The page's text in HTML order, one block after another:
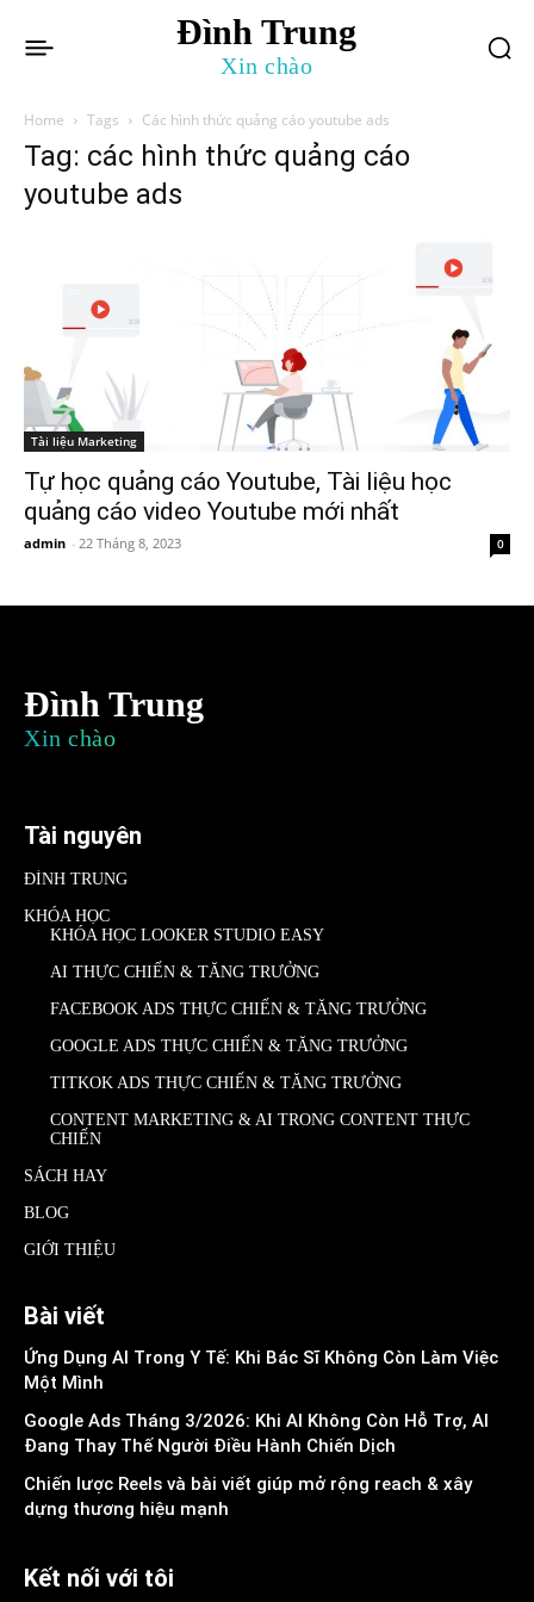
Đình Trung
Xin chào
Home Tags Các hình thức quảng cáo youtube ads
Tag: các hình thức quảng cáo
youtube ads
Tài liệu Marketing
Tự học quảng cáo Youtube, Tài liệu học
quảng cáo video Youtube mới nhất
admin - 22 Tháng 8, 2023 0
Đình Trung
Xin chào
Tài nguyên
ĐÌNH TRUNG
KHÓA HỌC
KHÓA HỌC LOOKER STUDIO EASY
AI THỰC CHIẾN & TĂNG TRƯỞNG
FACEBOOK ADS THỰC CHIẾN & TĂNG TRƯỞNG
GOOGLE ADS THỰC CHIẾN & TĂNG TRƯỞNG
TITKOK ADS THỰC CHIẾN & TĂNG TRƯỞNG
CONTENT MARKETING & AI TRONG CONTENT THỰC
CHIẾN
SÁCH HAY
BLOG
GIỚI THIỆU
Bài viết
Ứng Dụng AI Trong Y Tế: Khi Bác Sĩ Không Còn Làm Việc
Một Mình
Google Ads Tháng 3/2026: Khi AI Không Còn Hỗ Trợ, AI
Đang Thay Thế Người Điều Hành Chiến Dịch
Chiến lược Reels và bài viết giúp mở rộng reach & xây
dựng thương hiệu mạnh
Kết nối với tôi